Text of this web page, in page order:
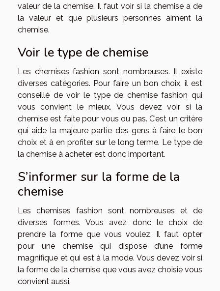
valeur de la chemise. Il faut voir si la chemise a de
la valeur et que plusieurs personnes aiment la
chemise.
Voir le type de chemise
Les chemises fashion sont nombreuses. Il existe
diverses catégories. Pour faire un bon choix, il est
conseillé de voir le type de chemise fashion qui
vous convient le mieux. Vous devez voir si la
chemise est faite pour vous ou pas. C’est un critère
qui aide la majeure partie des gens à faire le bon
choix et à en profiter sur le long terme. Le type de
la chemise à acheter est donc important.
S’informer sur la forme de la
chemise
Les chemises fashion sont nombreuses et de
diverses formes. Vous avez donc le choix de
prendre la forme que vous voulez. Il faut opter
pour une chemise qui dispose d’une forme
magnifique et qui est à la mode. Vous devez voir si
la forme de la chemise que vous avez choisie vous
convient aussi.